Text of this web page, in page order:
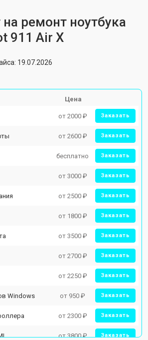
ремонт ноутбука
911 Air X
19.07.2026
Цена
от 2000 ₽ Заказать
от 2600 ₽ Заказать
бесплатно Заказать
от 3000 ₽ Заказать
от 2500 ₽ Заказать
от 1800 ₽ Заказать
от 3500 ₽ Заказать
от 2700 ₽ Заказать
от 2250 ₽ Заказать
Windows от 950 ₽ Заказать
от 2300 ₽ Заказать
от 3800 ₽ Заказать